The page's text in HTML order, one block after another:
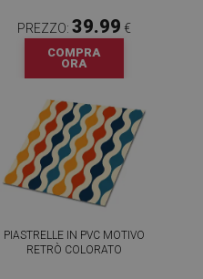
PREZZO: 39.99 €
COMPRA
ORA
PIASTRELLE IN PVC MOTIVO
RETRÒ COLORATO